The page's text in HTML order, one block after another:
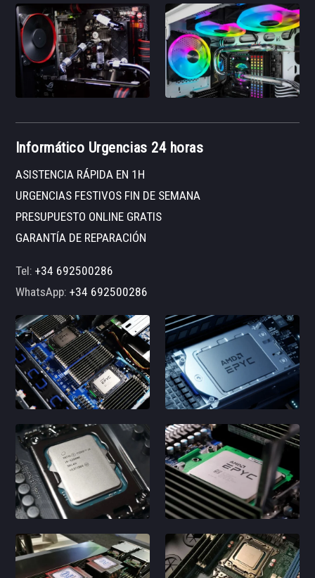
Informático Urgencias 24 horas
ASISTENCIA RÁPIDA EN 1H
URGENCIAS FESTIVOS FIN DE SEMANA
PRESUPUESTO ONLINE GRATIS
GARANTÍA DE REPARACIÓN
Tel:+34 692500286
WhatsApp:+34 692500286